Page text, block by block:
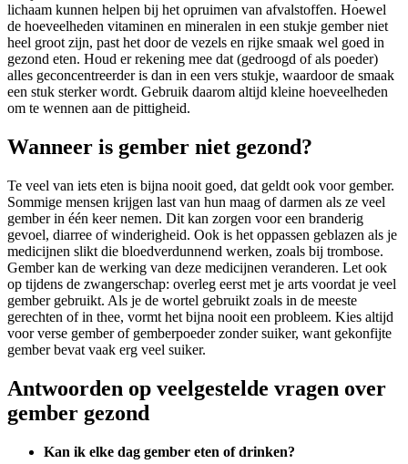
lichaam kunnen helpen bij het opruimen van afvalstoffen. Hoewel
de hoeveelheden vitaminen en mineralen in een stukje gember niet
heel groot zijn, past het door de vezels en rijke smaak wel goed in
gezond eten. Houd er rekening mee dat (gedroogd of als poeder)
alles geconcentreerder is dan in een vers stukje, waardoor de smaak
een stuk sterker wordt. Gebruik daarom altijd kleine hoeveelheden
om te wennen aan de pittigheid.
Wanneer is gember niet gezond?
Te veel van iets eten is bijna nooit goed, dat geldt ook voor gember.
Sommige mensen krijgen last van hun maag of darmen als ze veel
gember in één keer nemen. Dit kan zorgen voor een branderig
gevoel, diarree of winderigheid. Ook is het oppassen geblazen als je
medicijnen slikt die bloedverdunnend werken, zoals bij trombose.
Gember kan de werking van deze medicijnen veranderen. Let ook
op tijdens de zwangerschap: overleg eerst met je arts voordat je veel
gember gebruikt. Als je de wortel gebruikt zoals in de meeste
gerechten of in thee, vormt het bijna nooit een probleem. Kies altijd
voor verse gember of gemberpoeder zonder suiker, want gekonfijte
gember bevat vaak erg veel suiker.
Antwoorden op veelgestelde vragen over
gember gezond
Kan ik elke dag gember eten of drinken?